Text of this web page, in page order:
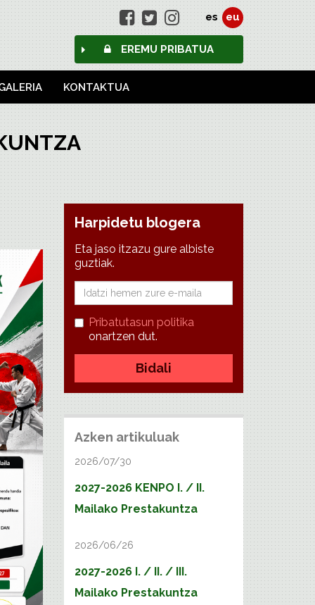
es eu
EREMU PRIBATUA
KONTAKTUA
Harpidetu blogera
Eta jaso itzazu gure albiste
guztiak.
Pribatutasun politika
onartzen dut.
Bidali
Azken artikuluak
2026/07/30
2027-2026 KENPO I. / II.
Mailako Prestakuntza
2026/06/26
2027-2026 I. / II. / III.
Mailako Prestakuntza